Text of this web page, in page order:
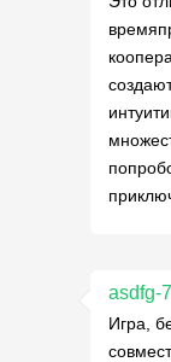
asdfg-
Игра,